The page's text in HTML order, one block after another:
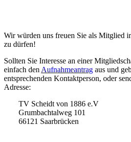
Wir würden uns freuen Sie als Mitglied
zu dürfen!
Sollten Sie Interesse an einer
einfach den Aufnahmeantrag aus und
entsprechenden Kontaktperson, oder
Adresse:
TV Scheidt von 1886 e.V
Grumbachtalweg 101
66121 Saarbrücken